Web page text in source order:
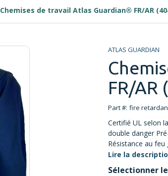
Chemises de travail Atlas Guardian® FR/AR
ATLAS GUARDIAN
FR/AR
Part #: fire
Certifié UL selon
double danger
Résistance au
vêtement 3
Lire la
Sélectionner